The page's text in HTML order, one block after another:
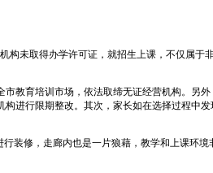
取得办学许可证，就招生上课，不仅属于
育培训市场，依法取缔无证经营机构。另
行限期整改。其次，家长如在选择过程中
修，走廊内也是一片狼藉，教学和上课环